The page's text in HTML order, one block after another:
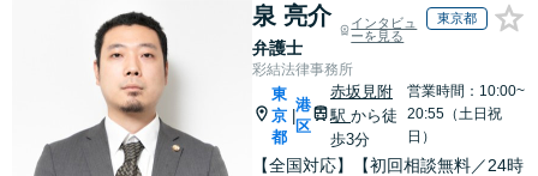
泉 亮介
弁護士
インタビュ
ーを見る
東京都
彩結法律事務所
東
京
都
港
区
赤坂見附
駅 から徒
歩3分
営業時間：10:00~
20:55（土日祝
日）
【全国対応】【初回相談無料／24時